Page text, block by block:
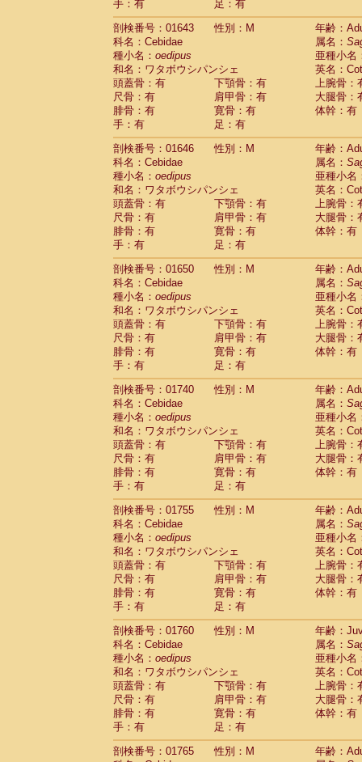
CercopithecidaeCercopithecus
CercopithecidaeCercopithecus diana
CercopithecidaeCercopithecus
Cercopithecidae
Cercopithecus
Cercopithecidae
Cercopithecus mitis
CercopithecidaeCercopithecus mitis
CercopithecidaeCercopithecus mitis
CercopithecidaeCercopithecus mona
CercopithecidaeCercopithecus
CercopithecidaeCercopithecus
CercopithecidaeCercopithecus
Cercopithecidae
Cercopithecusspp.(0)
Cercopithecidae
Chlorocebus
CercopithecidaeChlorocebus
CercopithecidaeErythrocebus patas
CercopithecidaeMiopithecus talapoin
CercopithecidaeCercopithecinae spp.
CercopithecidaeColobus angolensis
CercopithecidaeColobus guereza (0)
Cercopithecidae Colobus polykomos
Cercopithecidae Piliocolobus badius
Cercopithecidae Kasi senex vetulus(0)
CercopithecidaeKasi senex
CercopithecidaeNasalis larvatus(0)
CercopithecidaePresbytes
CercopithecidaePygathrix nemaeus
CercopithecidaeSemnopithecus
Cercopithecidae
Trachypithecus
Cercopithecidae
Trachypithecus
Cercopithecidae
Trachypithecus
CercopithecidaeTrachypithecus
CercopithecidaeColobinae spp.(0)
CercopithecidaePresbytesinaespp.(0)
CercopithecidaeCercopithecidae
HylobatidaeHoolock hoolock(0)
HylobatidaeHylobates agilis
Hylobatidae (0)
Hylobatidae Hylobates lar
HylobatidaeHylobates moloch(0)
Hylobatidae Hylobates muelleri(0)
HylobatidaeHylobates pileatus(2)
Hylobatidae Hylobates
HylobatidaeHylobateshybrid(0)
HylobatidaeNomascus concolor(0)
Hylobatidae
Symphalangus
Hominidae
(0)
HominidaePan troglodytes
Hominidae Gorilla gorilla beringei(0)
Hominidae Gorilla gorilla gorilla(0)
Primates misc.(0)
Scandentia Dendrogale melanura
Scandentia Ptilocercus lowii
手：有
足：有
剖検番号：01643
性別：M
年齢：
科名：Cebidae
属名：
種小名： oedipus
亜種小名
和名：ワタボウシパンシェ
英名：
頭蓋骨：有
下顎骨：有
上腕骨：
尺骨：有
肩甲骨：有
大腿骨：
腓骨：有
寛骨：有
体幹：有
手：有
足：有
剖検番号：01646
性別：M
年齢：
科名：Cebidae
属名：
種小名： oedipus
亜種小名
和名：ワタボウシパンシェ
英名：
頭蓋骨：有
下顎骨：有
上腕骨：
尺骨：有
肩甲骨：有
大腿骨：
腓骨：有
寛骨：有
体幹：有
手：有
足：有
剖検番号：01650
性別：M
年齢：
科名：Cebidae
属名：
種小名： oedipus
亜種小名
和名：ワタボウシパンシェ
英名：
頭蓋骨：有
下顎骨：有
上腕骨：
尺骨：有
肩甲骨：有
大腿骨：
腓骨：有
寛骨：有
体幹：有
手：有
足：有
剖検番号：01740
性別：M
年齢：
科名：Cebidae
属名：
種小名： oedipus
亜種小名
和名：ワタボウシパンシェ
英名：
頭蓋骨：有
下顎骨：有
上腕骨：
尺骨：有
肩甲骨：有
大腿骨：
腓骨：有
寛骨：有
体幹：有
手：有
足：有
剖検番号：01755
性別：M
年齢：
科名：Cebidae
属名：
種小名： oedipus
亜種小名
和名：ワタボウシパンシェ
英名：
頭蓋骨：有
下顎骨：有
上腕骨：
尺骨：有
肩甲骨：有
大腿骨：
腓骨：有
寛骨：有
体幹：有
手：有
足：有
剖検番号：01760
性別：M
年齢：
科名：Cebidae
属名：
種小名： oedipus
亜種小名
和名：ワタボウシパンシェ
英名：
頭蓋骨：有
下顎骨：有
上腕骨：
尺骨：有
肩甲骨：有
大腿骨：
腓骨：有
寛骨：有
体幹：有
手：有
足：有
剖検番号：01765
性別：M
年齢：